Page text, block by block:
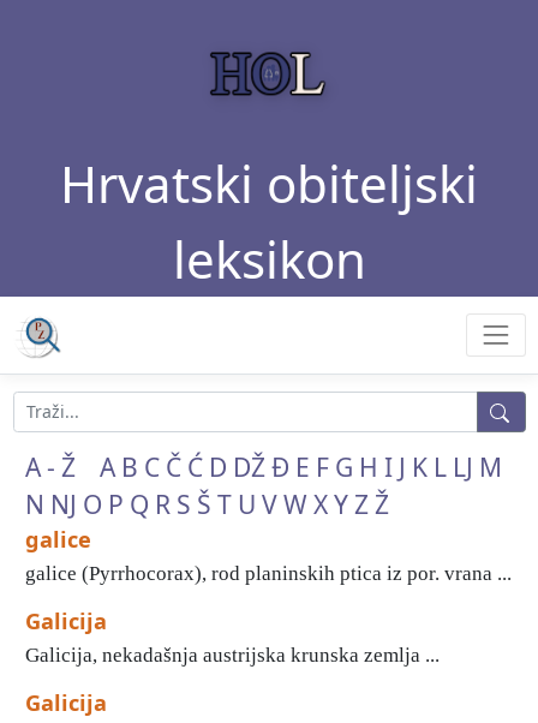
Hrvatski obiteljski
leksikon
A - Ž A B C Č Ć D DŽĐ E F G H I J K L LJ M
N NJ O P Q R S Š T U VW XYZŽ
galice
galice (Pyrrhocorax), rod planinskih ptica iz por. vrana ...
Galicija
Galicija, nekadašnja austrijska krunska zemlja ...
Galicija